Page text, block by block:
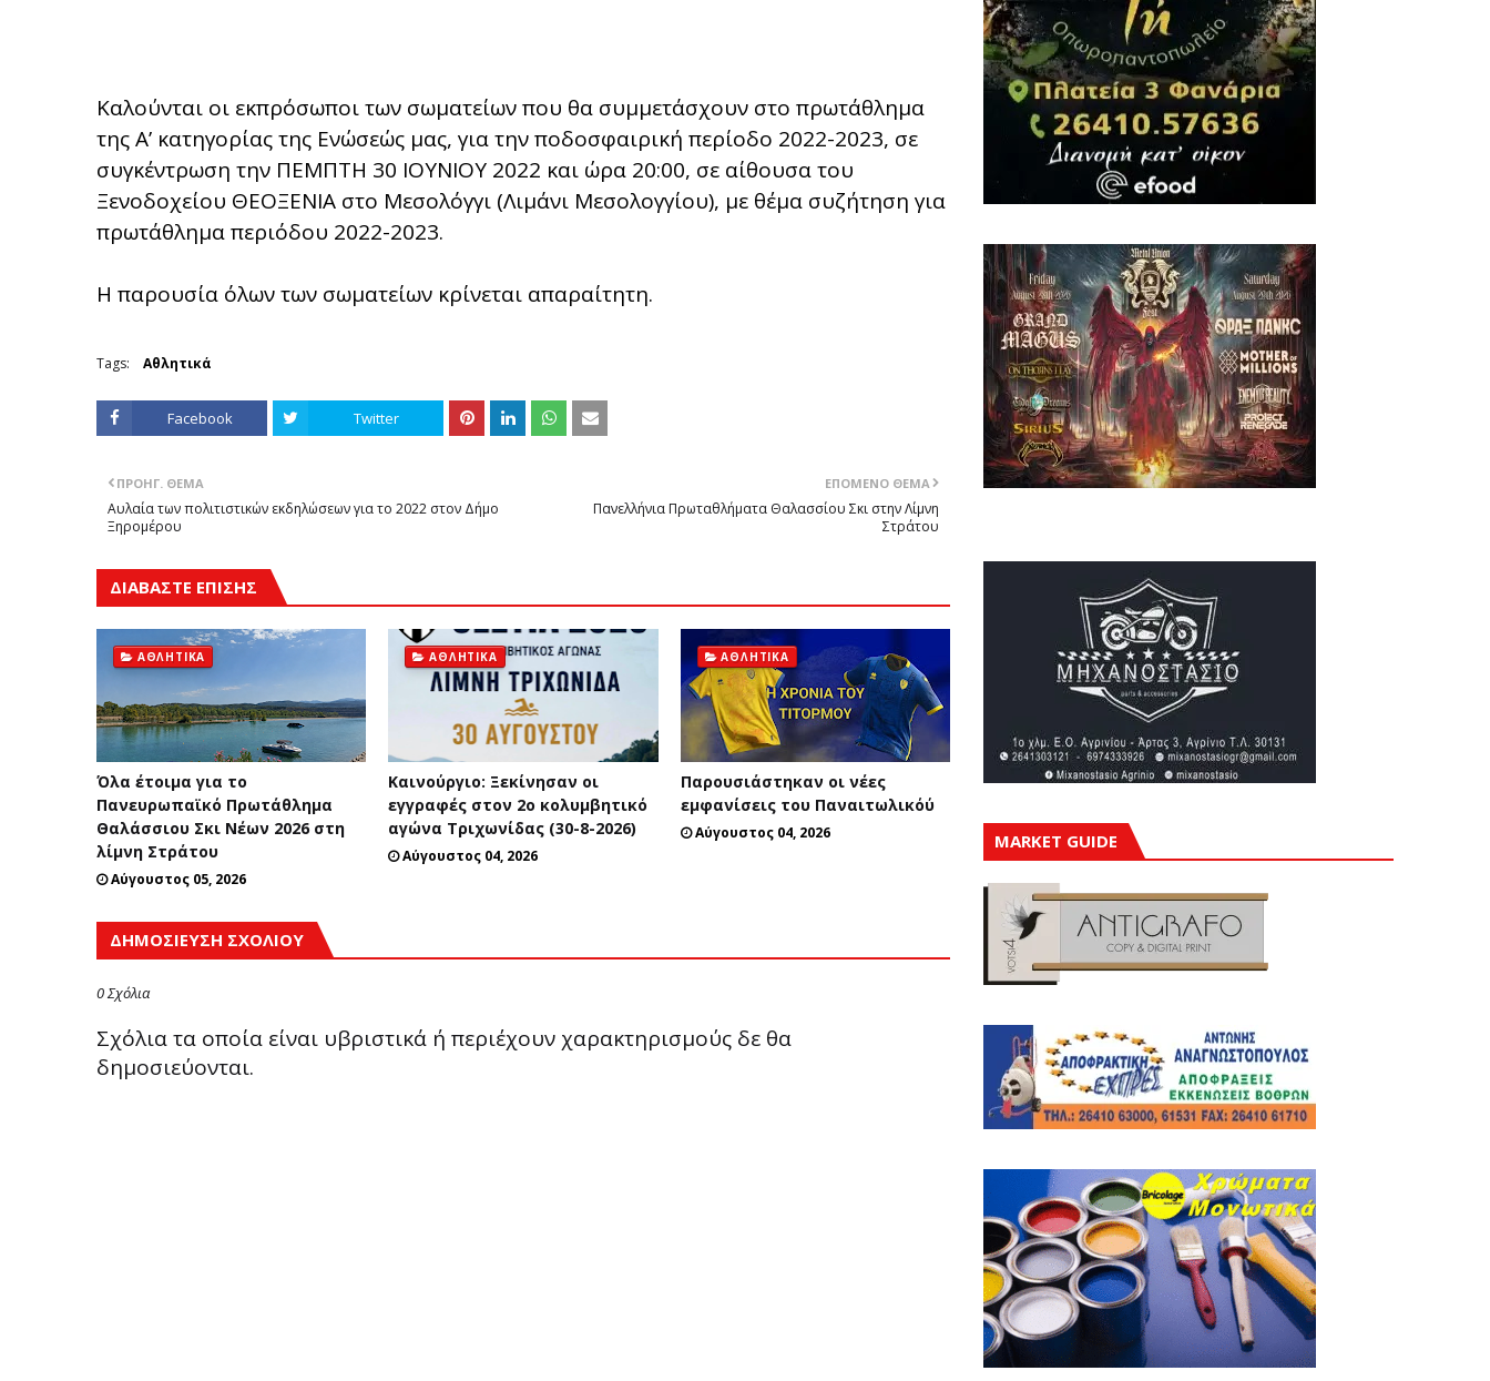
Καλούνται οι εκπρόσωποι των σωματείων που θα συμμετάσχουν στο πρωτάθλημα
της Α’ κατηγορίας της Ενώσεώς μας, για την ποδοσφαιρική περίοδο 2022-2023, σε
συγκέντρωση την ΠΕΜΠΤΗ 30 ΙΟΥΝΙΟΥ 2022 και ώρα 20:00, σε αίθουσα του
Ξενοδοχείου ΘΕΟΞΕΝΙΑ στο Μεσολόγγι (Λιμάνι Μεσολογγίου), με θέμα συζήτηση για
πρωτάθλημα περιόδου 2022-2023.
Η παρουσία όλων των σωματείων κρίνεται απαραίτητη.
Tags: Αθλητικά
Facebook Twitter
ΕΠΌΜΕΝΟ ΘΈΜΑ
Πανελλήνια Πρωταθλήματα Θαλασσίου Σκι στην Λίμνη
Στράτου
ΠΡΟΗΓ. ΘΈΜΑ
Αυλαία των πολιτιστικών εκδηλώσεων για το 2022 στον Δήμο
Ξηρομέρου
ΔΙΑΒΑΣΤΕ ΕΠΙΣΗΣ
ΑΘΛΗΤΙΚΆ
Όλα έτοιμα για το
Πανευρωπαϊκό Πρωτάθλημα
Θαλάσσιου Σκι Νέων 2026 στη
λίμνη Στράτου
Αύγουστος 05, 2026
ΑΘΛΗΤΙΚΆ
Καινούργιο: Ξεκίνησαν οι
εγγραφές στον 2ο κολυμβητικό
αγώνα Τριχωνίδας (30-8-2026)
Αύγουστος 04, 2026
ΑΘΛΗΤΙΚΆ
Παρουσιάστηκαν οι νέες
εμφανίσεις του Παναιτωλικόύ
Αύγουστος 04, 2026
ΔΗΜΟΣΊΕΥΣΗ ΣΧΟΛΊΟΥ
0 Σχόλια
Σχόλια τα οποία είναι υβριστικά ή περιέχουν χαρακτηρισμούς δε θα
δημοσιεύονται.
MARKET GUIDE